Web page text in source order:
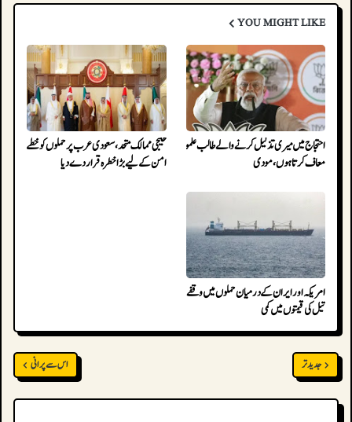
YOU MIGHT LIKE
احتجاج میں میری تذلیل کرنے والے طالب علموں کو
معاف کرتا ہوں، مودی
خلیجی ممالک متحد، سعودی عرب پر حملوں کو خطے کے
امن کے لیے بڑا خطرہ قرار دے دیا
امریکہ اور ایران کے درمیان حملوں میں وقفے کے بعد
تیل کی قیمتوں میں کمی
جدید تر اس سے پرانی